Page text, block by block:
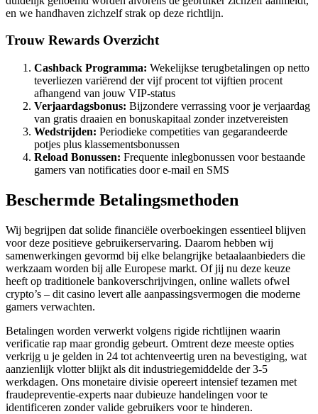
en we handhaven zichzelf strak op deze richtlijn.
Trouw Rewards Overzicht
Cashback Programma: Wekelijkse terugbetalingen op netto
teverliezen variërend der vijf procent tot vijftien procent
afhangend van jouw VIP-status
Verjaardagsbonus: Bijzondere verrassing voor je verjaardag
van gratis draaien en bonuskapitaal zonder inzetvereisten
Wedstrijden: Periodieke competities van gegarandeerde
potjes plus klassementsbonussen
Reload Bonussen: Frequente inlegbonussen voor bestaande
gamers van notificaties door e-mail en SMS
Beschermde Betalingsmethoden
Wij begrijpen dat solide financiële overboekingen essentieel blijven
voor deze positieve gebruikerservaring. Daarom hebben wij
samenwerkingen gevormd bij elke belangrijke betaalaanbieders die
werkzaam worden bij alle Europese markt. Of jij nu deze keuze
heeft op traditionele bankoverschrijvingen, online wallets ofwel
crypto’s – dit casino levert alle aanpassingsvermogen die moderne
gamers verwachten.
Betalingen worden verwerkt volgens rigide richtlijnen waarin
verificatie rap maar grondig gebeurt. Omtrent deze meeste opties
verkrijg u je gelden in 24 tot achtenveertig uren na bevestiging, wat
aanzienlijk vlotter blijkt als dit industriegemiddelde der 3-5
werkdagen. Ons monetaire divisie opereert intensief tezamen met
fraudepreventie-experts naar dubieuze handelingen voor te
identificeren zonder valide gebruikers voor te hinderen.